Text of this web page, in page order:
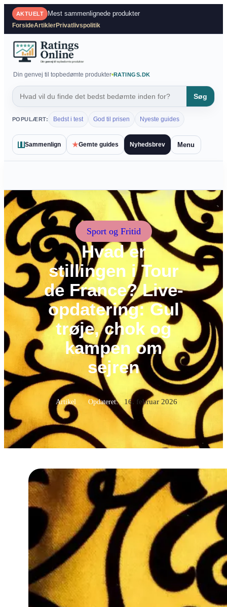
Spring
indhold
AKTUELT Mest sammenlignede produkter
ForsideArtiklerPrivatlivspolitik
Din genvej til topbedømte produkter RATINGS.DK
Søg
POPULÆRT: Bedst i test God til prisen Nyeste guides
Sammenlign ★Gemte guides Nyhedsbrev Menu
Sport og Fritid
Hvad er
stillingen i Tour
de France? Live-
opdatering: Gul
trøje, chok og
kampen om
sejren
Artikel Opdateret: 16. februar 2026